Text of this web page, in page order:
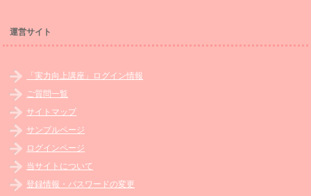
運営サイト
「実力向上講座」ログイン情報
ご質問一覧
サイトマップ
サンプルページ
ログインページ
当サイトについて
登録情報・パスワードの変更